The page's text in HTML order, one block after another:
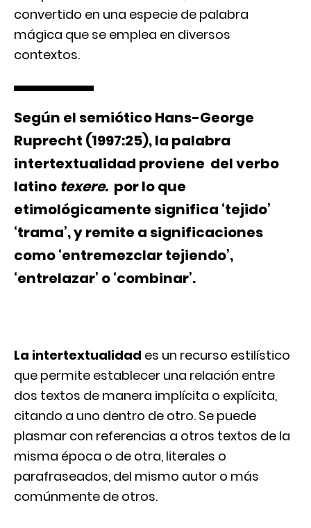
convertido en una especie de palabra
mágica que se emplea en diversos
contextos.
Según el semiótico Hans-George
Ruprecht (1997:25), la palabra
intertextualidad proviene del verbo
latino texere. por lo que
etimológicamente significa ‘tejido’
‘trama’, y remite a significaciones
como ‘entremezclar tejiendo’,
‘entrelazar’ o ‘combinar’.
La intertextualidad es un recurso estilístico
que permite establecer una relación entre
dos textos de manera implícita o explícita,
citando a uno dentro de otro. Se puede
plasmar con referencias a otros textos de la
misma época o de otra, literales o
parafraseados, del mismo autor o más
comúnmente de otros.